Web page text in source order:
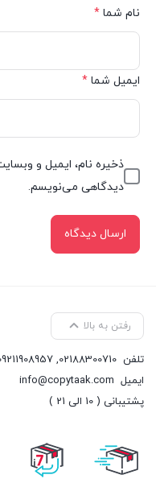
نام شما *
ایمیل شما *
ذخیره نام، ایمیل و
دیدگاهی می‌نویسم.
رفتن به بالا
تلفن 02188300710
,
ایمیل info@copytaak.com
پشتیبانی ( 10 الی 21 )